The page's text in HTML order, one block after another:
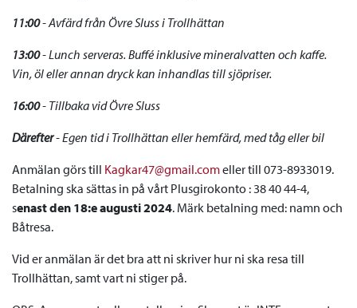
11:00- Avfärd från Övre Sluss i Trollhättan
13:00- Lunch serveras. Buffé inklusive mineralvatten och kaffe.
Vin, öl eller annan dryck kan inhandlas till sjöpriser.
16:00- Tillbaka vid Övre Sluss
Därefter- Egen tid i Trollhättan eller hemfärd, med tåg eller bil
Anmälan görs till Kagkar47@gmail.comeller till 073-8933019.
Betalning ska sättas in på vårt Plusgirokonto : 38 40 44-4,
senast den 18:e augusti 2024. Märk betalning med: namn och
Båtresa.
Vid er anmälan är det bra att ni skriver hur ni ska resa till
Trollhättan, samt vart ni stiger på.